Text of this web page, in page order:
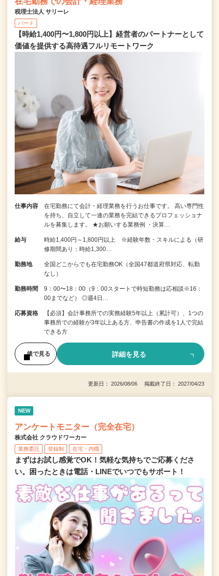
税理士法人 サリーレ
パート
【時給1,400円〜1,800円以上】経営者のパートナーとして
価値を提供する⾼待遇フルリモートワーク
仕事内容
在宅勤務にて会計・経理業務を行うお仕事です。 高い専門性
を持ち、自立して一連の業務を完結できるプロフェッショナ
ルを募集します。 ★お願いする業務例 ・決算…
給与
時給1,400円～1,800円以上 ※経験年数・スキルによる（研
修期間あり：時給1,300…
勤務地
全国どこからでも在宅勤務OK（全国47都道府県対応、転勤
なし）
勤務時間
9：00〜18：00（9：00スタートで時短勤務は応相談※16：
00までなど） ◎週4日…
応募資格
【必須】会計事務所での実務経験5年以上（累計可）、1つの
事務所での経験が3年以上ある方、申告書の作成を1人で完結
できる方
後で見る 詳細を見る
更新日： 2026/08/06 掲載終了日： 2027/04/23
NEW
アンケートモニター（完全在宅）
株式会社 クラウドワーカー
業務委託 登録制 在宅・内職
まずはお試し感覚でOK！気軽な気持ちでご応募くださ
い。困ったときは電話・LINEでいつでもサポート！